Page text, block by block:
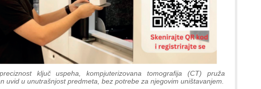
ključ uspeha, kompjuterizovana tomografija (CT) pruža
uvid u unutrašnjost predmeta, bez potrebe za njegovim uništavanjem.